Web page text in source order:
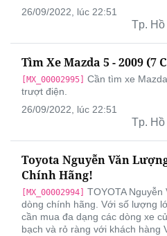
26/09/2022, lúc 22:51
Tp.
Tìm Xe Mazda 5 - 2009
[MX_00002995] Cần tìm xe
trượt điện.
26/09/2022, lúc 22:51
Tp.
Toyota Nguyễn Văn
Chính Hãng!
[MX_00002994] TOYOTA
dòng chính hãng. Với số lượng
cần mua đa dạng các dòng xe
bạch và rỏ ràng với khách hàng